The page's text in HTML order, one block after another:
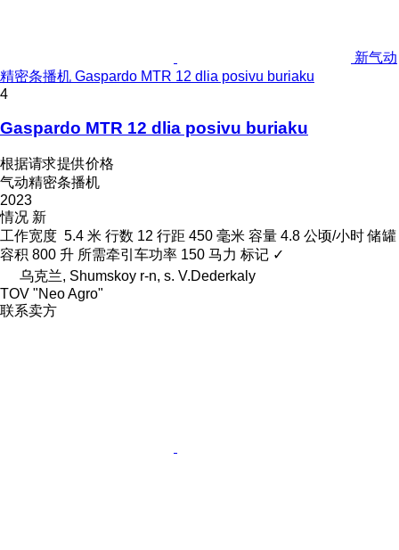
新气动
精密条播机 Gaspardo MTR 12 dlia posivu buriaku
4
Gaspardo MTR 12 dlia posivu buriaku
根据请求提供价格
气动精密条播机
2023
情况 新
工作宽度 5.4 米 行数 12 行距 450 毫米 容量 4.8 公顷/小时 储罐
容积 800 升 所需牵引车功率 150 马力 标记 ✓
乌克兰, Shumskoy r-n, s. V.Dederkaly
TOV "Neo Agro"
联系卖方